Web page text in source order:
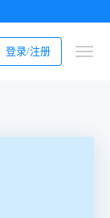
登录/注册